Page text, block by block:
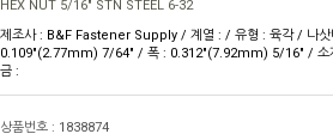
HEX NUT 5/16" STN STEEL 6-32
제조사 : B&F Fastener Supply / 계열 : / 유형 : 육각 / 나
0.109"(2.77mm) 7/64" / 폭 : 0.312"(7.92mm) 5/16" / 소
금 :
상품번호 : 1838874